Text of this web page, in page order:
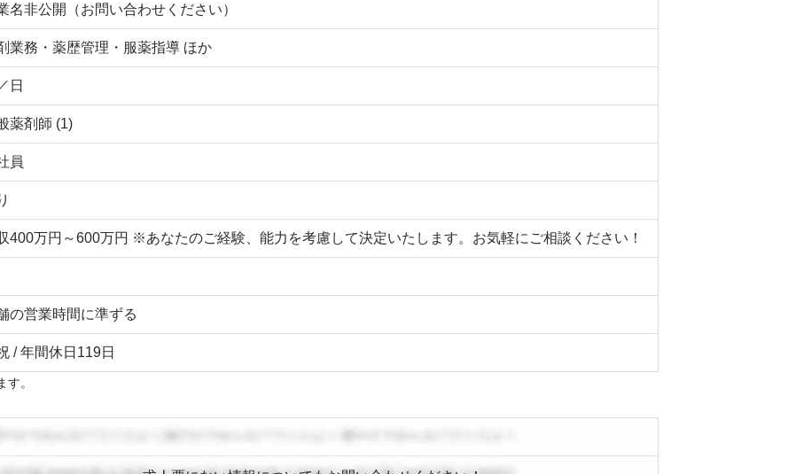
名非公開（お問い合わせください）
業務・薬歴管理・服薬指導 ほか
日
薬剤師 (1)
員
400万円～600万円 ※あなたのご経験、能力を考慮して決定いたします。お気軽にご相談ください！
の営業時間に準ずる
/ 年間休日119日
。